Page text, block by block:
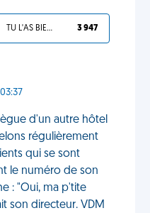
TU L'AS BIEN MÉRITÉ 3 947
d'un autre hôtel
régulièrement
qui se sont
le numéro de son
: "Oui, ma p'tite
son directeur. VDM